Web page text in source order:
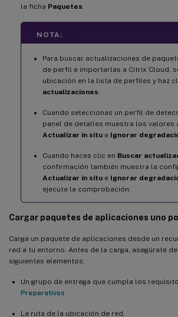
la ficha Paquetes
NOTA:
Para buscar actualizaciones de
de perfil e importarlas a Citrix Cloud,
ubicación en la lista de perfiles y haz
actualizaciones
Cuando seleccionas un perfil de
panel de detalles muestra los valores
Actualizar in situ e Ignorar
Cuando haces clic en Buscar
confirmación también muestra la
Actualizar in situ e Ignorar
ejecute la comprobación.
Cargar paquetes de aplicaciones uno
Carga un paquete de aplicaciones desde un
red a tu entorno. Antes de la carga, asegúrate
siguientes elementos:
Un grupo de entrega que cumpla los
Preparativos
La ruta de la ubicación de red.